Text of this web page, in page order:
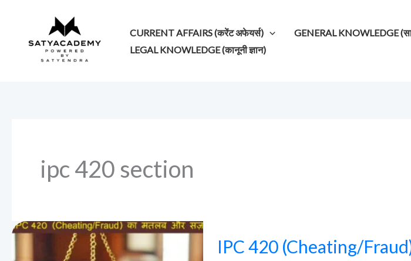
content
CURRENT AFFAIRS (करेंट अफेयर्स) GENERAL KNOWLEDGE
LEGAL KNOWLEDGE (कानूनी ज्ञान)
ipc 420 section
IPC 420 (Cheating/
420